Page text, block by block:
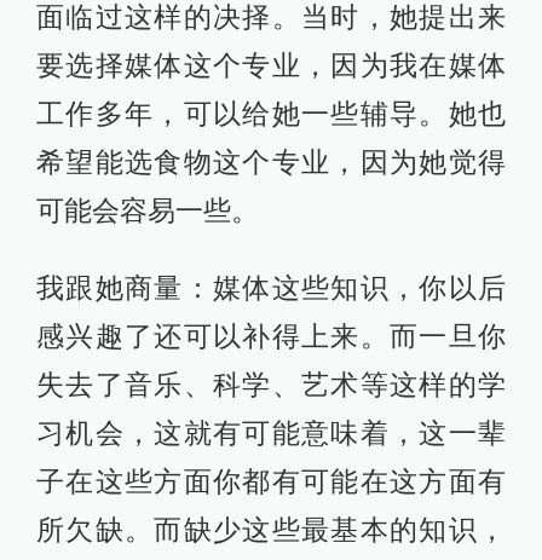
面临过这样的决择。当时，她提出来
要选择媒体这个专业，因为我在媒体
工作多年，可以给她一些辅导。她也
希望能选食物这个专业，因为她觉得
可能会容易一些。
我跟她商量：媒体这些知识，你以后
感兴趣了还可以补得上来。而一旦你
失去了音乐、科学、艺术等这样的学
习机会，这就有可能意味着，这一辈
子在这些方面你都有可能在这方面有
所欠缺。而缺少这些最基本的知识，